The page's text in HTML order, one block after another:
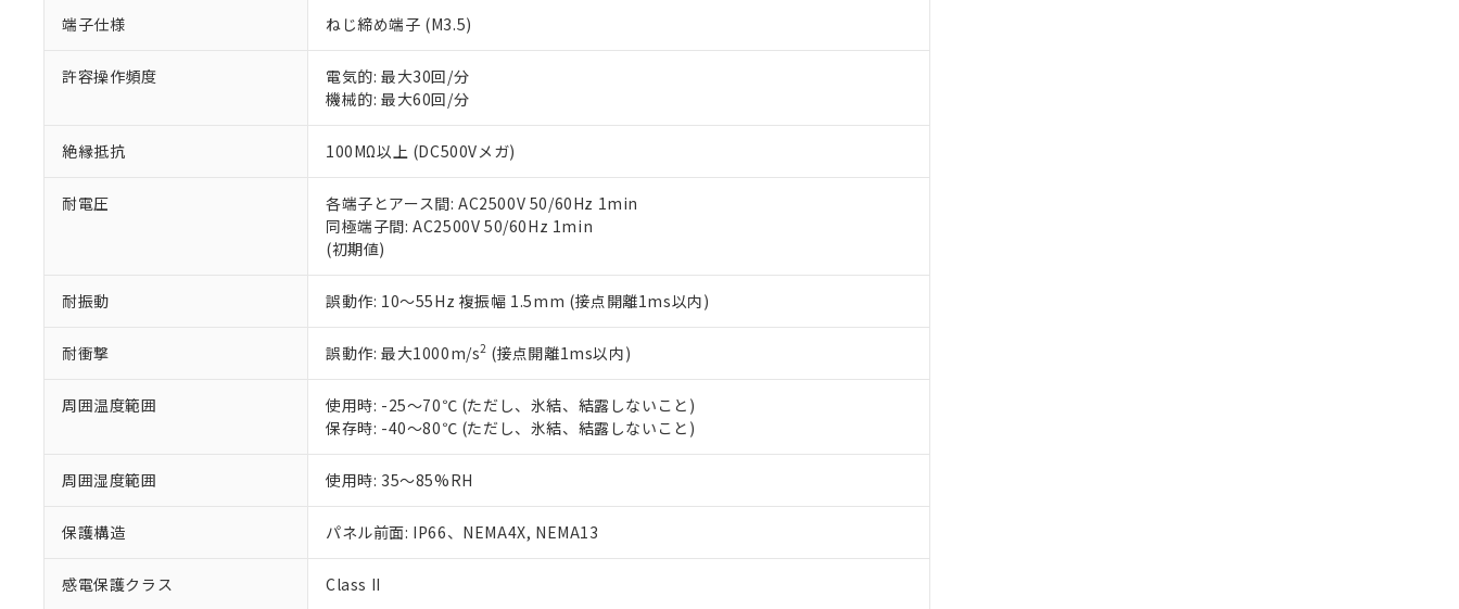
端子仕様 ねじ締め端子 (M3.5)
許容操作頻度
電気的: 最大30回/分
機械的: 最大60回/分
絶縁抵抗 100MΩ以上 (DC500Vメガ)
耐電圧
各端子とアース間: AC2500V 50/60Hz 1min
同極端子間: AC2500V 50/60Hz 1min
(初期値)
耐振動 誤動作: 10～55Hz 複振幅 1.5mm (接点開離1ms以内)
耐衝撃 誤動作: 最大1000m/s2 (接点開離1ms以内)
周囲温度範囲
使用時: -25～70℃ (ただし、氷結、結露しないこと)
保存時: -40～80℃ (ただし、氷結、結露しないこと)
周囲湿度範囲 使用時: 35～85%RH
保護構造 パネル前面: IP66、NEMA4X, NEMA13
感電保護クラス Class II
在庫状況および標準価格結果を当社の事前の承諾なく第三者に漏洩または開示しないようお願いしま
す。
マイパーツ機能（部品リスト作成サービス）をご利用いただくには、I-Webメンバーズにご登録され
ている必要があります。
お客様が当ウェブサイト上で当社にご登録された部品リストについて、当社および当社の共同利用者
が、当社の製品・サービスに関するお客様との取引・商談に必要な範囲で利用することをご了承くだ
※当社の共同利用者とは、 "個人情報の共同利用に関して"
いる法人を指します。
部品在庫の切り替え状況などにより、予定月が前後することがあります。
※3 非含有証明書ダウンロード
下記の非含有証明書をダウンロードすることができます。
EU RoHS指令（10物質）の非含有証明書
51物質の非含有証明書（当社基準）
※本証明書は発行日時点で非含有を証明するもので、過去に遡って非含有を証明するものではありません。
混在することから備考欄に対応日を記載しておりました。
既に当社にて対応品への在庫切替を完了していることから、特段のことがない限り、2022年1月12日よ
り割愛しております。
※2 環境保護使用期限
「10」：通常の使用状況下において有害物質が外部に漏えいし、環境に深刻な影響を及ぼさない年数を意
味します。
「－」：未確認です。当社販売部門へお問い合わせください。
また当社は、販売先および販売に係わる関係者が違法に輸出するおそれがある場合は、取り引きをい
たしません。
在庫なし(最新の在庫状況については、お客様のお取引先、またはお客様担当のオムロン制御
受注生産機種、また在庫状況の情報を公開していない機種